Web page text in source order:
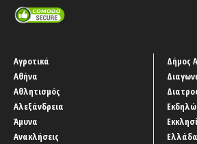
Αγροτικά
Αθήνα
Αθλητισμός
Αλεξάνδρεια
Άμυνα
Ανακλήσεις
Δήμος
Ελλάδα